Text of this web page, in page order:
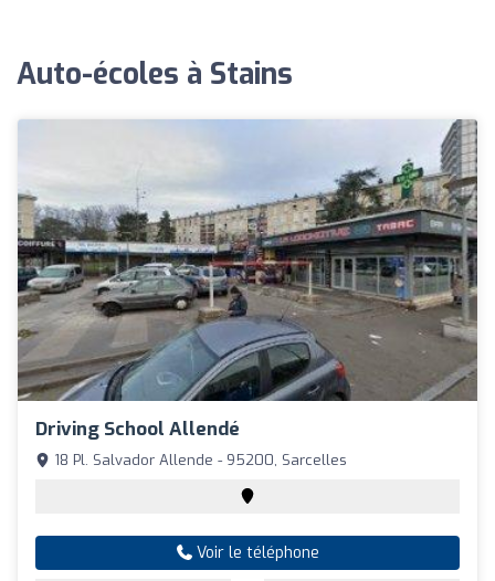
Auto-écoles à Stains
Driving School Allendé
18 Pl. Salvador Allende - 95200, Sarcelles
Voir le téléphone